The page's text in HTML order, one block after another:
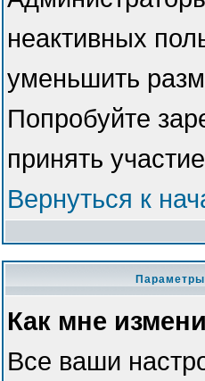
неактивных
уменьшить
Попробуйте
принять
Вернуться к
Как мне
Все ваши